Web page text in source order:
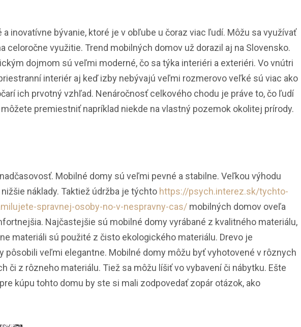
a inovatívne bývanie, ktoré je v obľube u čoraz viac ľudí. Môžu sa využívať
celoročne využitie. Trend mobilných domov už dorazil aj na Slovensko.
dojmom sú veľmi moderné, čo sa týka interiéri a exteriéri. Vo vnútri
interiér aj keď izby nebývajú veľmi rozmerovo veľké sú viac ako
ich prvotný vzhľad. Nenáročnosť celkového chodu je práve to, čo ľudí
môžete premiestniť napríklad niekde na vlastný pozemok okolitej prírody.
Mobilné domy sú veľmi pevné a stabilne. Veľkou výhodu
náklady. Taktiež údržba je týchto https://psych.interez.sk/tychto-
spravnej-osoby-no-v-nespravny-cas/ mobilných domov oveľa
Najčastejšie sú mobilné domy vyrábané z kvalitného materiálu,
materiáli sú použité z čisto ekologického materiálu. Drevo je
pôsobili veľmi elegantne. Mobilné domy môžu byť vyhotovené v rôznych
či z rôzneho materiálu. Tiež sa môžu líšiť vo vybavení či nábytku. Ešte
kúpu tohto domu by ste si mali zodpovedať zopár otázok, ako